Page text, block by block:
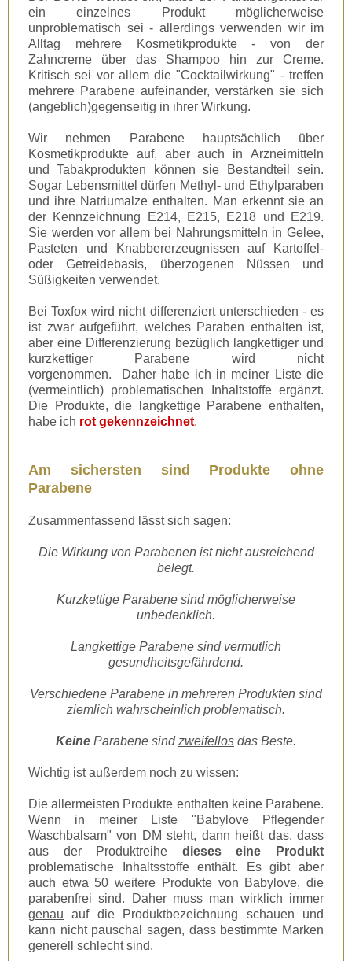
ein einzelnes Produkt möglicherweise
unproblematisch sei - allerdings verwenden wir im
Alltag mehrere Kosmetikprodukte - von der
Zahncreme über das Shampoo hin zur Creme.
Kritisch sei vor allem die "Cocktailwirkung" - treffen
mehrere Parabene aufeinander, verstärken sie sich
(angeblich)gegenseitig in ihrer Wirkung.
Wir nehmen Parabene hauptsächlich über
Kosmetikprodukte auf, aber auch in Arzneimitteln
und Tabakprodukten können sie Bestandteil sein.
Sogar Lebensmittel dürfen Methyl- und Ethylparaben
und ihre Natriumalze enthalten. Man erkennt sie an
der Kennzeichnung E214, E215, E218 und E219.
Sie werden vor allem bei Nahrungsmitteln in Gelee,
Pasteten und Knabbererzeugnissen auf Kartoffel-
oder Getreidebasis, überzogenen Nüssen und
Süßigkeiten verwendet.
Bei Toxfox wird nicht differenziert unterschieden - es
ist zwar aufgeführt, welches Paraben enthalten ist,
aber eine Differenzierung bezüglich langkettiger und
kurzkettiger Parabene wird nicht
vorgenommen. Daher habe ich in meiner Liste die
(vermeintlich) problematischen Inhaltstoffe ergänzt.
Die Produkte, die langkettige Parabene enthalten,
habe ich rot gekennzeichnet.
Am sichersten sind Produkte ohne
Parabene
Zusammenfassend lässt sich sagen:
Die Wirkung von Parabenen ist nicht ausreichend
belegt.
Kurzkettige Parabene sind möglicherweise
unbedenklich.
Langkettige Parabene sind vermutlich
gesundheitsgefährdend.
Verschiedene Parabene in mehreren Produkten sind
ziemlich wahrscheinlich problematisch.
Keine Parabene sindzweifellos das Beste.
Wichtig ist außerdem noch zu wissen:
Die allermeisten Produkte enthalten keine Parabene.
Wenn in meiner Liste "Babylove Pflegender
Waschbalsam" von DM steht, dann heißt das, dass
aus der Produktreihe dieses eine Produkt
problematische Inhaltsstoffe enthält. Es gibt aber
auch etwa 50 weitere Produkte von Babylove, die
parabenfrei sind. Daher muss man wirklich immer
genau auf die Produktbezeichnung schauen und
kann nicht pauschal sagen, dass bestimmte Marken
generell schlecht sind.